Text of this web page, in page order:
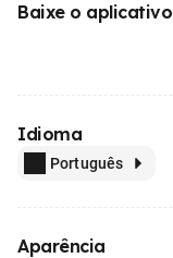
Baixe o aplicativo
Idioma
Português
Aparência